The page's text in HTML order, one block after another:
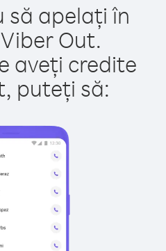
să apelați în
Out.
aveți credite
puteți să: